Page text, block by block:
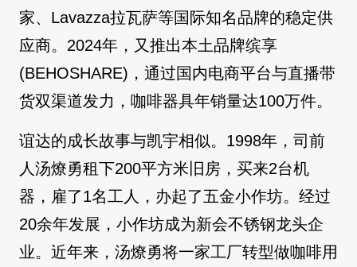
家、Lavazza拉瓦萨等国际知名品牌的稳定供
应商。2024年，又推出本土品牌缤享
(BEHOSHARE)，通过国内电商平台与直播带
货双渠道发力，咖啡器具年销量达100万件。
谊达的成长故事与凯宇相似。1998年，司前
人汤燎勇租下200平方米旧房，买来2台机
器，雇了1名工人，办起了五金小作坊。经过
20余年发展，小作坊成为新会不锈钢龙头企
业。近年来，汤燎勇将一家工厂转型做咖啡用